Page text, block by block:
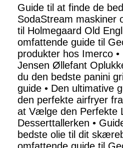
Guide til at finde de
SodaStream maskiner
til Holmegaard Old
omfattende guide til
produkter hos Imerco •
Jensen Øllefant
du den bedste panini
guide • Den ultimative
den perfekte airfryer
at Vælge den Perfekte
Desserttallerken •
bedste olie til dit